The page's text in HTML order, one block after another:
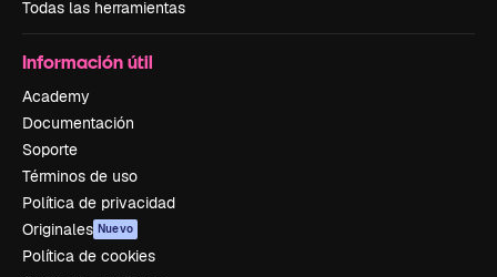
Todas las herramientas
Información útil
Academy
Documentación
Soporte
Términos de uso
Política de privacidad
Originales Nuevo
Política de cookies